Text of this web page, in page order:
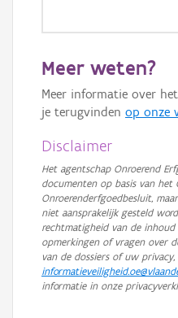
Meer weten?
Meer informatie over
je terugvinden op onze
Disclaimer
Het agentschap Onroerend
documenten op basis van het
Onroerenderfgoedbesluit,
niet aansprakelijk gesteld
rechtmatigheid van de inhoud
opmerkingen of vragen over
van de dossiers of uw
informatie in onze